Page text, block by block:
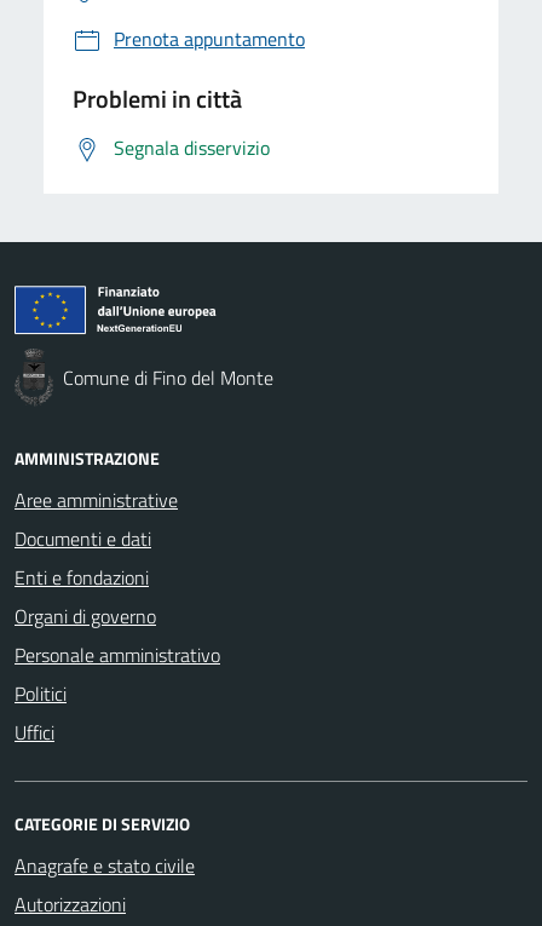
Prenota appuntamento
Problemi in città
Segnala disservizio
Comune di Fino del Monte
AMMINISTRAZIONE
Aree amministrative
Documenti e dati
Enti e fondazioni
Organi di governo
Personale amministrativo
Politici
Uffici
CATEGORIE DI SERVIZIO
Anagrafe e stato civile
Autorizzazioni